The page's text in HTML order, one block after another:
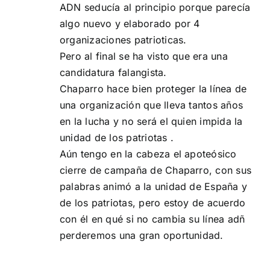
ADN seducía al principio porque parecía
algo nuevo y elaborado por 4
organizaciones patrioticas.
Pero al final se ha visto que era una
candidatura falangista.
Chaparro hace bien proteger la línea de
una organización que lleva tantos años
en la lucha y no será el quien impida la
unidad de los patriotas .
Aún tengo en la cabeza el apoteósico
cierre de campaña de Chaparro, con sus
palabras animó a la unidad de España y
de los patriotas, pero estoy de acuerdo
con él en qué si no cambia su línea adñ
perderemos una gran oportunidad.